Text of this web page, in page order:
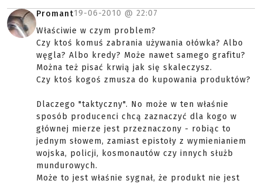
Promant19-06-2010 @ 22:07
Właściwie w czym problem?
Czy ktoś komuś zabrania używania ołówka? Albo
węgla? Albo kredy? Może nawet samego grafitu?
Można też pisać krwią jak się skaleczysz.
Czy ktoś kogoś zmusza do kupowania produktów?
Dlaczego "taktyczny". No może w ten właśnie
sposób producenci chcą zaznaczyć dla kogo w
głównej mierze jest przeznaczony - robiąc to
jednym słowem, zamiast epistoły z wymienianiem
wojska, policji, kosmonautów czy innych służb
mundurowych.
Może to jest właśnie sygnał, że produkt nie jest